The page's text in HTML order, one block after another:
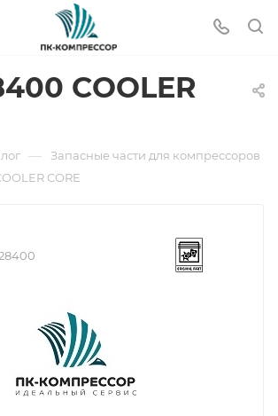
COOLER
— Запасные части для компрессоров
CORE